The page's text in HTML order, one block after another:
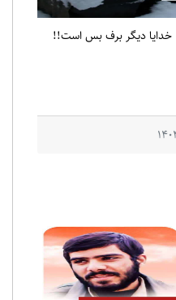
خدایا دیگر برف بس است!!